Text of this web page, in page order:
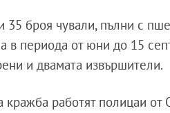
35 броя чували, пълни с
в периода от юни до 15
и двамата извършители.
работят полицаи